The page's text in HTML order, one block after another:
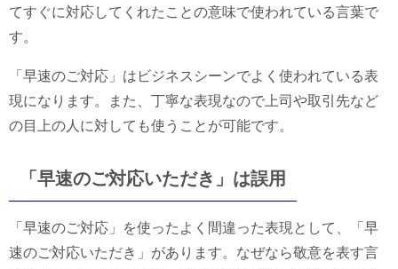
てすぐに対応してくれたことの意味で使われている言葉で
す。
「早速のご対応」はビジネスシーンでよく使われている表
現になります。また、丁寧な表現なので上司や取引先など
の目上の人に対しても使うことが可能です。
「早速のご対応いただき」は誤用
「早速のご対応」を使ったよく間違った表現として、「早
速のご対応いただき」があります。なぜなら敬意を表す言